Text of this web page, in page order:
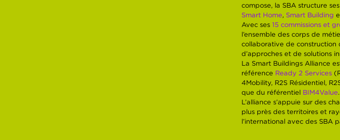
compose, la SBA structure
Smart Home, Smart Building
Avec ses15 commissions et
l’ensemble des corps de
collaborative de construction
d’approches et de solutions
La Smart Buildings Alliance
référence Ready 2 Services
4Mobility, R2S Résidentiel,
que du référentiel BIM4Value.
L’alliance s’appuie sur des
plus près des territoires et
l’international avec des SBA